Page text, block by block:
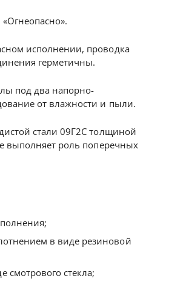
исполнении, проводка
герметичны.
под два напорно-
от влажности и пыли.
стали 09Г2С толщиной
выполняет роль поперечных
в виде резиновой
стекла;